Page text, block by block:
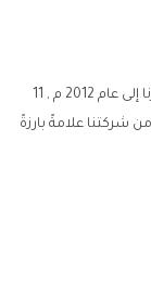
شركة ذات خبرة كبيرة في سوق العقارات , إذ تعود جذورنا إلى عام 2012 م , 11
شركتنا علامةً بارزةً